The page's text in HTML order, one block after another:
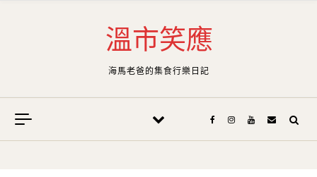
溫市笑應
海馬老爸的集食行樂日記